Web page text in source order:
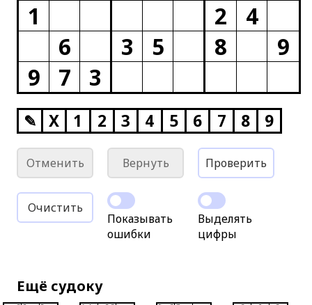
1
2
4
6
3 5 8
9
9
7 3
✎ X 1 2 3 4 5 6 7 8 9
Отменить Вернуть Проверить
Очистить
Показывать
ошибки
Выделять
цифры
Ещё судоку